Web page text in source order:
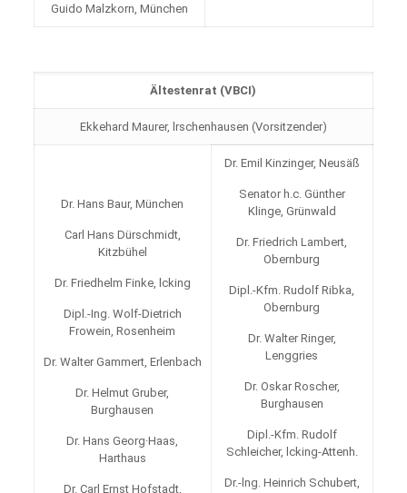
Guido Malzkorn, München
Ältestenrat (VBCI)
Ekkehard Maurer, lrschenhausen (Vorsitzender)
Dr. Hans Baur, München
Carl Hans Dürschmidt,
Kitzbühel
Dr. Friedhelm Finke, lcking
Dipl.-Ing. Wolf-Dietrich
Frowein, Rosenheim
Dr. Walter Gammert, Erlenbach
Dr. Helmut Gruber,
Burghausen
Dr. Hans Georg·Haas,
Harthaus
Dr. Carl Ernst Hofstadt,
Dr. Emil Kinzinger, Neusäß
Senator h.c. Günther
Klinge, Grünwald
Dr. Friedrich Lambert,
Obernburg
Dipl.-Kfm. Rudolf Ribka,
Obernburg
Dr. Walter Ringer,
Lenggries
Dr. Oskar Roscher,
Burghausen
Dipl.-Kfm. Rudolf
Schleicher, lcking-Attenh.
Dr.-lng. Heinrich Schubert,